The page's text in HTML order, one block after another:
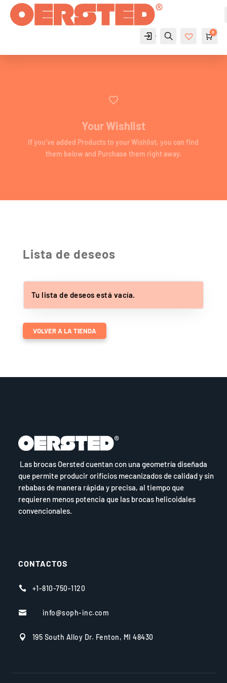
Cuenta
Buscar
a de
0
Your Wishlist
If you’ve added Products to your Wishlist, you can find
them below and Purchase them right away.
Lista de deseos
Tu lista de deseos está vacía.
VOLVER A LA TIENDA
Las brocas Oersted cuentan con una geometría diseñada
que permite producir orificios mecanizados de calidad y sin
rebabas de manera rápida y precisa, al tiempo que
requieren menos potencia que las brocas helicoidales
convencionales.
CONTACTOS
 +1-810-750-1120
 info@soph-inc.com
 195 South Alloy Dr. Fenton, MI 48430